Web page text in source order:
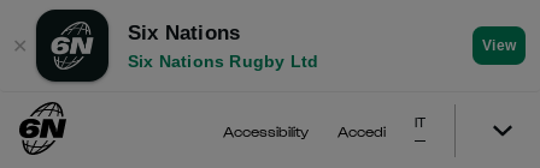
✕
Six Nations
Six Nations Rugby Ltd
View
Accessibility Accedi
IT